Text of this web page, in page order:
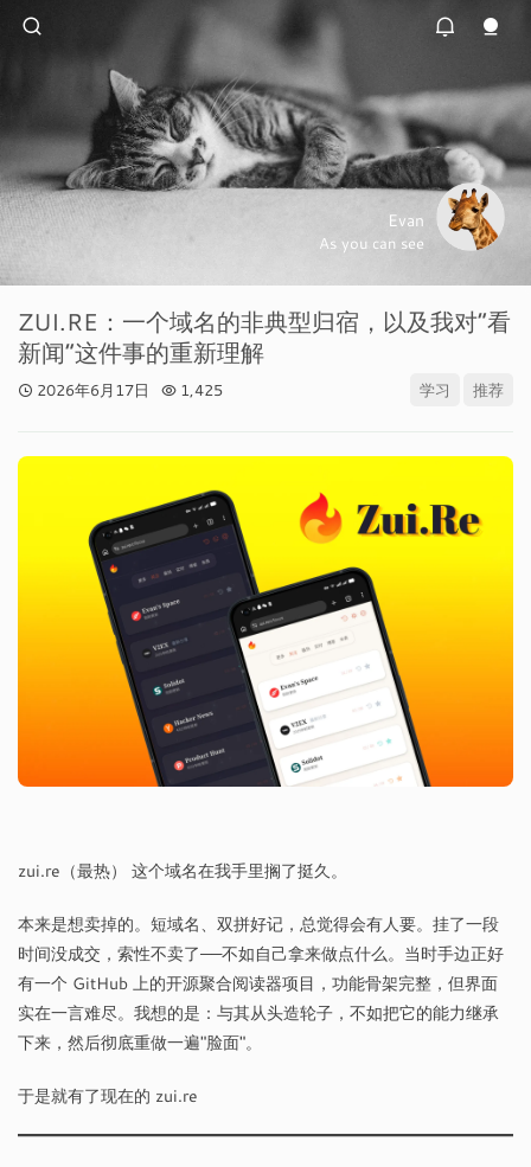
Evan
As you can see
ZUI.RE：一个域名的非典型归宿，以及我对”看
新闻”这件事的重新理解
2026年6月17日 1,425 学习 推荐
zui.re（最热） 这个域名在我手里搁了挺久。
本来是想卖掉的。短域名、双拼好记，总觉得会有人要。挂了一段
时间没成交，索性不卖了——不如自己拿来做点什么。当时手边正好
有一个 GitHub 上的开源聚合阅读器项目，功能骨架完整，但界面
实在一言难尽。我想的是：与其从头造轮子，不如把它的能力继承
下来，然后彻底重做一遍"脸面"。
于是就有了现在的 zui.re